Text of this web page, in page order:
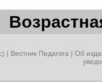
| Вестник Педагога | Об